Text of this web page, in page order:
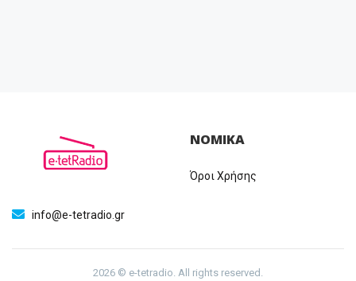
info@e-tetradio.gr
ΝΟΜΙΚΑ
Όροι Χρήσης
2026 © e-tetradio. All rights reserved.